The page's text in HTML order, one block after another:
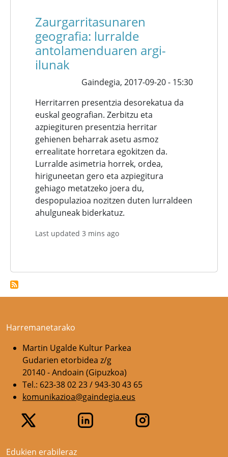
Zaurgarritasunaren
geografia: lurralde
antolamenduaren argi-
ilunak
Gaindegia, 2017-09-20 - 15:30
Herritarren presentzia desorekatua da
euskal geografian. Zerbitzu eta
azpiegituren presentzia herritar
gehienen beharrak asetu asmoz
errealitate horretara egokitzen da.
Lurralde asimetria horrek, ordea,
hiriguneetan gero eta azpiegitura
gehiago metatzeko joera du,
despopulazioa nozitzen duten lurraldeen
ahulguneak biderkatuz.
Last updated 3 mins ago
Harremanetarako
Martin Ugalde Kultur Parkea
Gudarien etorbidea z/g
20140 - Andoain (Gipuzkoa)
Tel.: 623-38 02 23 / 943-30 43 65
komunikazioa@gaindegia.eus
Edukien erabileraz